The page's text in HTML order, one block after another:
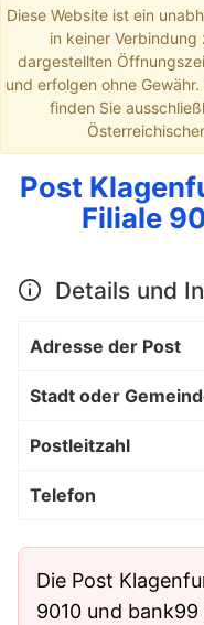
Diese Website ist ein
in keiner Verbindung
dargestellten
und erfolgen ohne
finden Sie
Post
Filiale
Details und
Adresse der Post
Stadt oder
Postleitzahl
Telefon
Die Post
9010 und